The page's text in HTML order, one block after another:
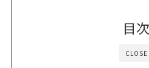
CLOSE
目次